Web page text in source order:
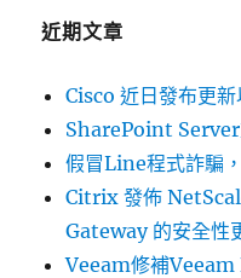
報〉
近期文章
Cisco 近日發布更
SharePoint Server
假冒Line程式詐騙
Citrix 發佈
Gateway 的安全性
Veeam修補